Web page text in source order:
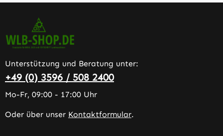
Unterstützung und Beratung unter:
+49 (0) 3596 / 508 2400
Mo-Fr, 09:00 - 17:00 Uhr
Oder über unser Kontaktformular.